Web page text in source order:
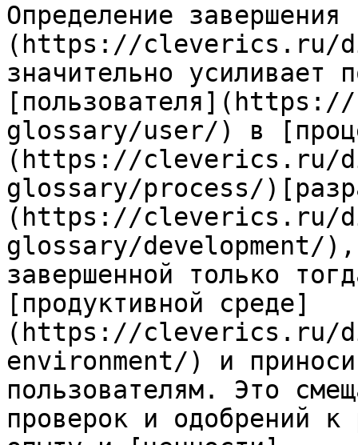
Определение
(https://cleverics.ru/
значительно усиливает
glossary/user/) в
(https://cleverics.ru/
glossary/process/
(https://cleverics.ru/
glossary/development/),
завершенной только
[продуктивной среде]
(https://cleverics.ru/
environment/) и
пользователям. Это
проверок и одобрений к